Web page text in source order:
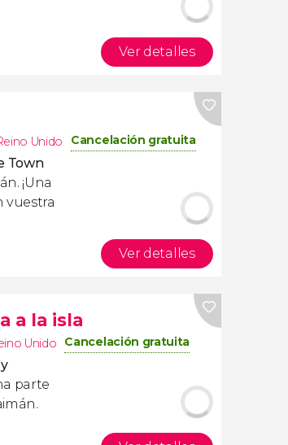
Ver detalles
Unido Cancelación gratuita
Town
¡Una
vuestra
Ver detalles
a la isla
Unido Cancelación gratuita
parte